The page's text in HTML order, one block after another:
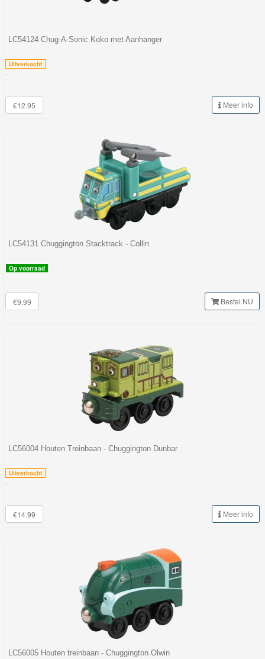
LC54124 Chug-A-Sonic Koko met Aanhanger
Uitverkocht
-
€12.95 Meer info
LC54131 Chuggington Stacktrack - Collin
Op voorraad
€9.99 Bestel NU
LC56004 Houten Treinbaan - Chuggington Dunbar
Uitverkocht
-
€14.99 Meer info
LC56005 Houten treinbaan - Chuggington Olwin